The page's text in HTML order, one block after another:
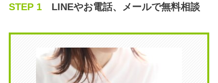
STEP 1 LINEやお電話、メールで無料相談